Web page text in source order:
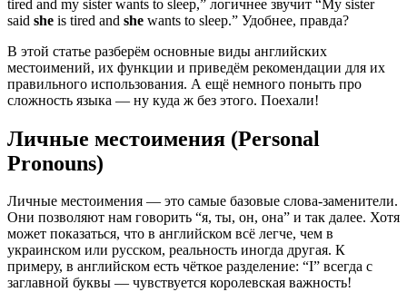
tired and my sister wants to sleep,” логичнее звучит “My sister
said she is tired and she wants to sleep.” Удобнее, правда?
В этой статье разберём основные виды английских
местоимений, их функции и приведём рекомендации для их
правильного использования. А ещё немного поныть про
сложность языка — ну куда ж без этого. Поехали!
Личные местоимения (Personal
Pronouns)
Личные местоимения — это самые базовые слова-заменители.
Они позволяют нам говорить “я, ты, он, она” и так далее. Хотя
может показаться, что в английском всё легче, чем в
украинском или русском, реальность иногда другая. К
примеру, в английском есть чёткое разделение: “I” всегда с
заглавной буквы — чувствуется королевская важность!